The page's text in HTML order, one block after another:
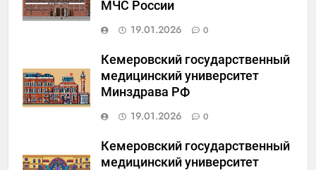
МЧС России
19.01.2026
0
Кемеровский государственный
медицинский университет
Минздрава РФ
19.01.2026
0
Кемеровский государственный
медицинский университет